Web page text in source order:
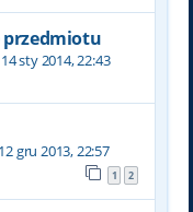
przedmiotu
14 sty 2014, 22:43
12 gru 2013, 22:57
1 2